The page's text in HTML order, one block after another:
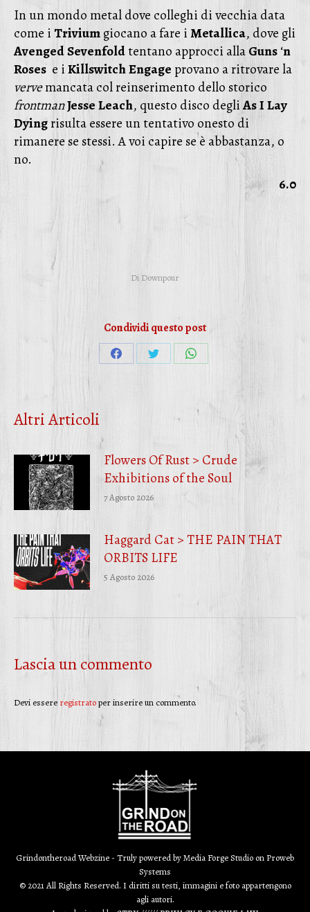
In un mondo metal dove colleghi di vecchia data
come iTriviumgiocano a fare iMetallica, dove gli
AvengedSevenfoldtentano approcci allaGuns‘n
Roses e iKillswitchEngage provano a ritrovare la
vervemancata col reinserimento dello storico
frontmanJesseLeach, questo disco degliAsILay
Dyingrisulta essere un tentativo onesto di
rimanere se stessi. A voi capire se è abbastanza, o
no.
6.0
Di Downpour
Condividi questo post
CondividiCondividiCondividi
WhatsApp
Altri Articoli
Flowers Of Rust > Crude
Exhibitions of the Soul
7 Agosto 2026
Haggard Cat > THE PAIN THAT
ORBITS LIFE
5 Agosto 2026
Lascia un commento
Devi essere registratoper inserire un commento.
Grindontheroad Webzine - Truly powered byMedia Forge Studio on Proweb
Systems
© 2021 All Rights Reserved. I diritti su testi, immagini e foto appartengono
agli autori.